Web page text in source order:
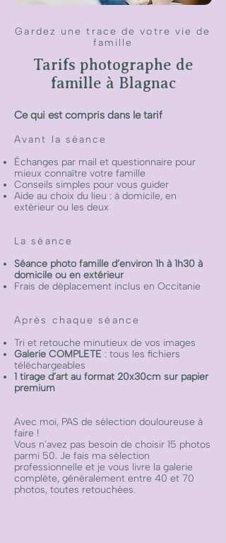
Gardez une trace de votre vie de
famille
Tarifs photographe de
famille à Blagnac
Ce qui est compris dans le tarif​
Avant la séance
Échanges par mail et questionnaire pour
mieux connaître votre famille
Conseils simples pour vous guider
Aide au choix du lieu : à domicile, en
extérieur ou les deux
La séance
Séance photo famille d’environ 1h à 1h30 à
domicile ou en extérieur
Frais de déplacement inclus en Occitanie
Après chaque séance
Tri et retouche minutieux de vos images
Galerie COMPLETE : tous les fichiers
téléchargeables
1 tirage d’art au format 20x30cm sur papier
premium
Avec moi, PAS de sélection douloureuse à
faire !
Vous n'avez pas besoin de choisir 15 photos
parmi 50. Je fais ma sélection
professionnelle et je vous livre la galerie
complète, généralement entre 40 et 70
photos, toutes retouchées.